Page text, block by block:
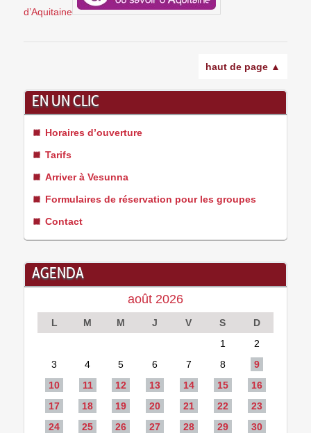
d’Aquitaine
haut de page ▲
EN UN CLIC
Horaires d’ouverture
Tarifs
Arriver à Vesunna
Formulaires de réservation pour les groupes
Contact
AGENDA
août 2026
L M M J V S
D
1
2
3
4 5 6 7 8
9
10
11 12 13 14 15
16
17
18 19 20 21 22
23
24
25 26 27 28 29
30